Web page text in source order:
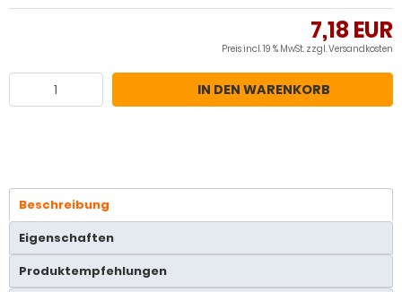
7,18 EUR
Preis incl. 19 % MwSt. zzgl.Versandkosten
IN DEN WARENKORB
Beschreibung
Eigenschaften
Produktempfehlungen